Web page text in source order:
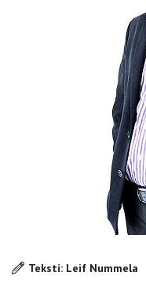
Teksti: Leif Nummela